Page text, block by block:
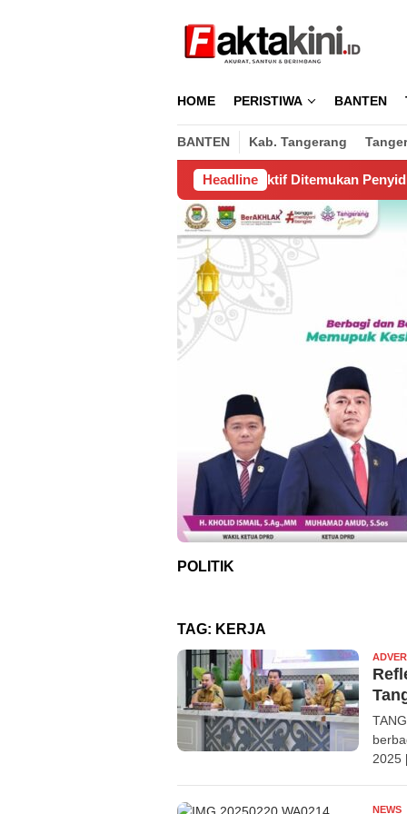
HOME PERISTIWA BANTEN
BANTEN Kab. Tangerang
Headline
Fakta Siswa Fiktif Ditemukan Penyidik Kejari di Kasus
POLITIK
TAG: KERJA
NEWS